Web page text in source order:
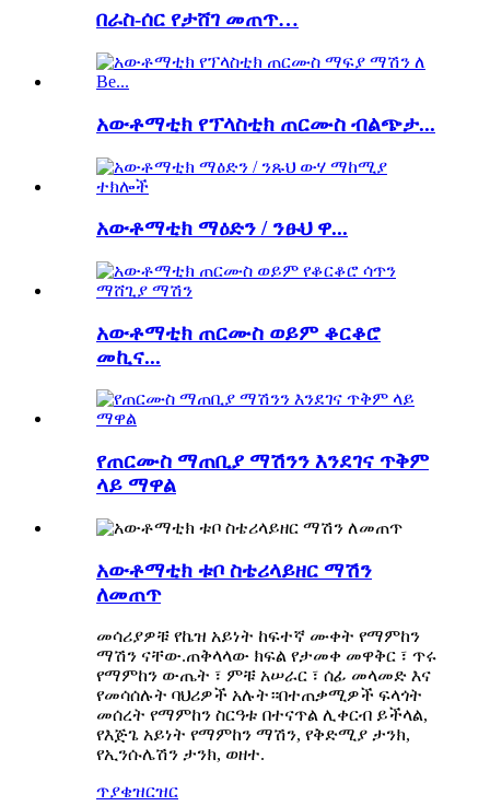
በራስ-ሰር የታሸገ መጠጥ…
አውቶማቲክ የፕላስቲክ ጠርሙስ ብልጭታ...
አውቶማቲክ ማዕድን / ንፁህ ዋ...
አውቶማቲክ ጠርሙስ ወይም ቆርቆሮ
መኪና...
የጠርሙስ ማጠቢያ ማሽንን እንደገና ጥቅም
ላይ ማዋል
አውቶማቲክ ቱቦ ስቴሪላይዘር ማሽን
ለመጠጥ
መሳሪያዎቹ የኬዝ አይነት ከፍተኛ ሙቀት የማምከን
ማሽን ናቸው.ጠቅላላው ክፍል የታመቀ መዋቅር ፣ ጥሩ
የማምከን ውጤት ፣ ምቹ አሠራር ፣ ሰፊ መላመድ እና
የመሳሰሉት ባህሪዎች አሉት።በተጠቃሚዎች ፍላጎት
መሰረት የማምከን ስርዓቱ በተናጥል ሊቀርብ ይችላል,
የእጅጌ አይነት የማምከን ማሽን, የቅድሚያ ታንክ,
የኢንሱሌሽን ታንክ, ወዘተ.
ጥያቄዝርዝር